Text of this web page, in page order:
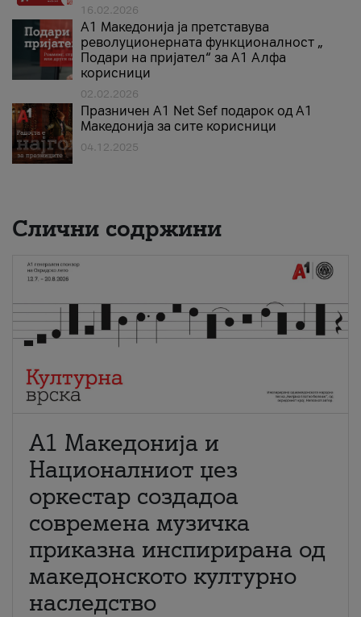
16.02.2026
А1 Македонија ја претставува
револуционерната функционалност „
Подари на пријател“ за А1 Алфа
корисници
02.02.2026
Празничен A1 Net Sеf подарок од А1
Македонија за сите корисници
04.12.2025
Слични содржини
А1 Македонија и
Националниот џез
оркестар создадоа
современа музичка
приказна инспирирана од
македонското културно
наследство